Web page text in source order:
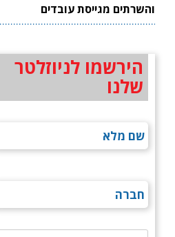
והשרתים מגייסת עובדים
הירשמו לניוזלטר
שלנו